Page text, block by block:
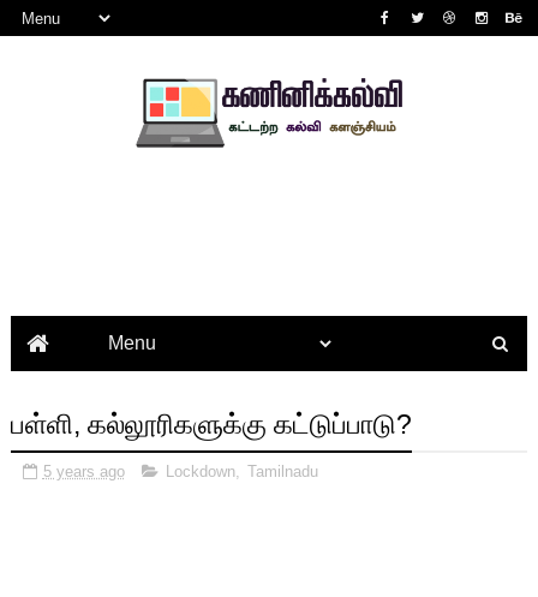
பள்ளி, கல்லூரிகளுக்கு கட்டுப்பாடு?
5 years ago Lockdown, Tamilnadu